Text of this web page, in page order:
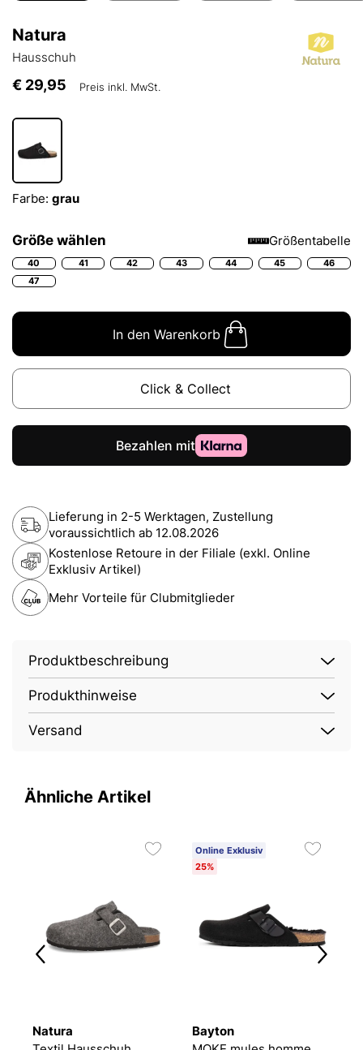
Natura
Hausschuh
€ 29,95 Preis inkl. MwSt.
Farbe: grau
Größe wählen Größentabelle
40 41 42 43 44 45
46
47
In den Warenkorb
Click & Collect
Lieferung in 2-5 Werktagen, Zustellung
voraussichtlich ab 12.08.2026
Kostenlose Retoure in der Filiale (exkl. Online
Exklusiv Artikel)
Mehr Vorteile für Clubmitglieder
Produktbeschreibung
Produkthinweise
Versand
Ähnliche Artikel
Natura
Online Exklusiv
25%
Bayton